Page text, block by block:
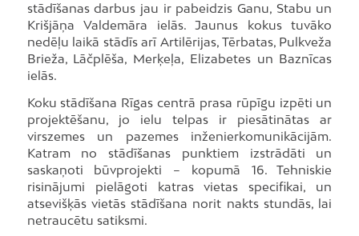
stādīšanas darbus jau ir pabeidzis Ganu, Stabu un
Krišjāņa Valdemāra ielās. Jaunus kokus tuvāko
nedēļu laikā stādīs arī Artilērijas, Tērbatas, Pulkveža
Brieža, Lāčplēša, Merķeļa, Elizabetes un Baznīcas
ielās.
Koku stādīšana Rīgas centrā prasa rūpīgu izpēti un
projektēšanu, jo ielu telpas ir piesātinātas ar
virszemes un pazemes inženierkomunikācijām.
Katram no stādīšanas punktiem izstrādāti un
saskaņoti būvprojekti – kopumā 16. Tehniskie
risinājumi pielāgoti katras vietas specifikai, un
atsevišķās vietās stādīšana norit nakts stundās, lai
netraucētu satiksmi.